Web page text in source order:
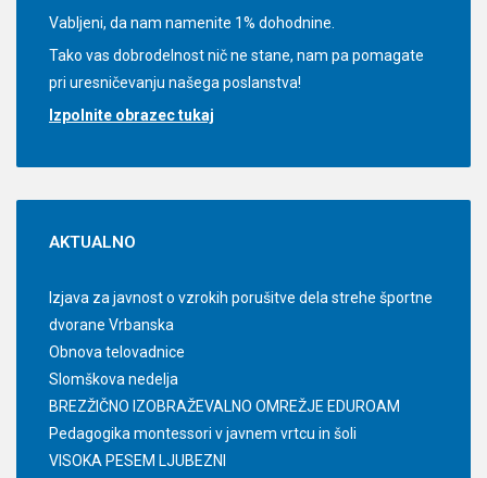
Vabljeni, da nam namenite 1% dohodnine.
Tako vas dobrodelnost nič ne stane, nam pa pomagate
pri uresničevanju našega poslanstva!
Izpolnite obrazec tukaj
AKTUALNO
Izjava za javnost o vzrokih porušitve dela strehe športne
dvorane Vrbanska
Obnova telovadnice
Slomškova nedelja
BREZŽIČNO IZOBRAŽEVALNO OMREŽJE EDUROAM
Pedagogika montessori v javnem vrtcu in šoli
VISOKA PESEM LJUBEZNI